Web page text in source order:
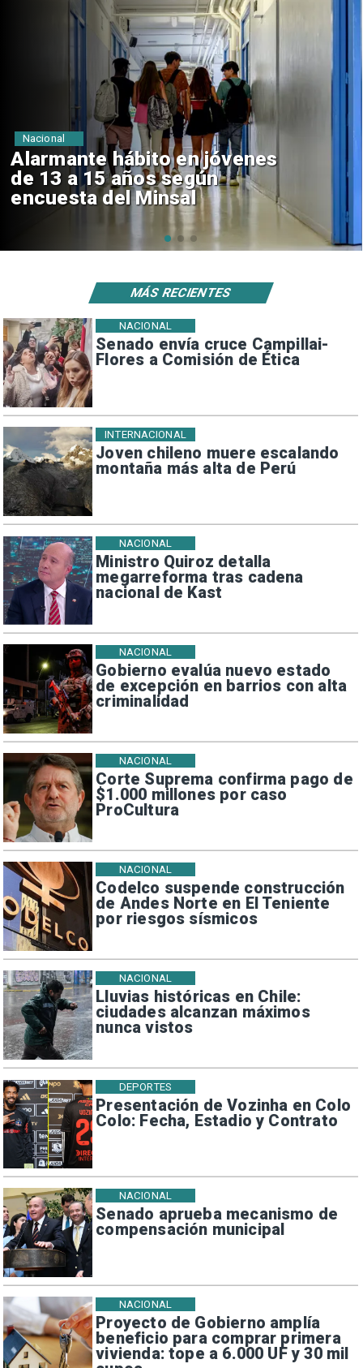
Aprueban creación del Parque
Sebastián Piñera con inversión
de $4 mil millones
Regiones
Senado envía cruce Campillai-
Flores a Comisión de Ética
NACIONAL
Joven chileno muere escalando
montaña más alta de Perú
INTERNACIONAL
Ministro Quiroz detalla
megarreforma tras cadena
nacional de Kast
NACIONAL
Gobierno evalúa nuevo estado
de excepción en barrios con alta
criminalidad
NACIONAL
Corte Suprema confirma pago de
$1.000 millones por caso
ProCultura
NACIONAL
Codelco suspende construcción
de Andes Norte en El Teniente
por riesgos sísmicos
NACIONAL
Lluvias históricas en Chile:
ciudades alcanzan máximos
nunca vistos
NACIONAL
Presentación de Vozinha en Colo
Colo: Fecha, Estadio y Contrato
DEPORTES
Senado aprueba mecanismo de
compensación municipal
NACIONAL
Proyecto de Gobierno amplía
beneficio para comprar primera
vivienda: tope a 6.000 UF y 30 mil
NACIONAL
MÁS RECIENTES